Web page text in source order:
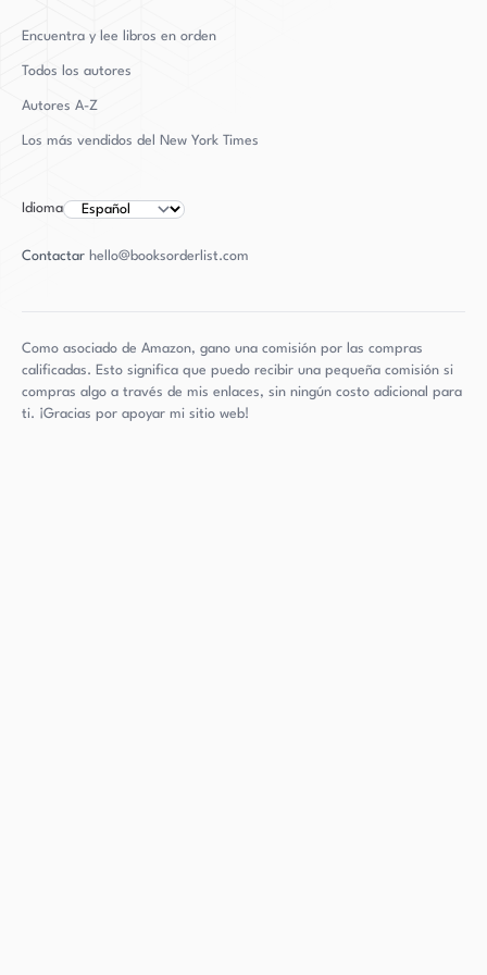
Encuentra y lee libros en orden
Todos los autores
Autores A-Z
Los más vendidos del New York Times
Idioma
Contactar hello@booksorderlist.com
Como asociado de Amazon, gano una comisión por las compras
calificadas. Esto significa que puedo recibir una pequeña comisión si
compras algo a través de mis enlaces, sin ningún costo adicional para
ti. ¡Gracias por apoyar mi sitio web!